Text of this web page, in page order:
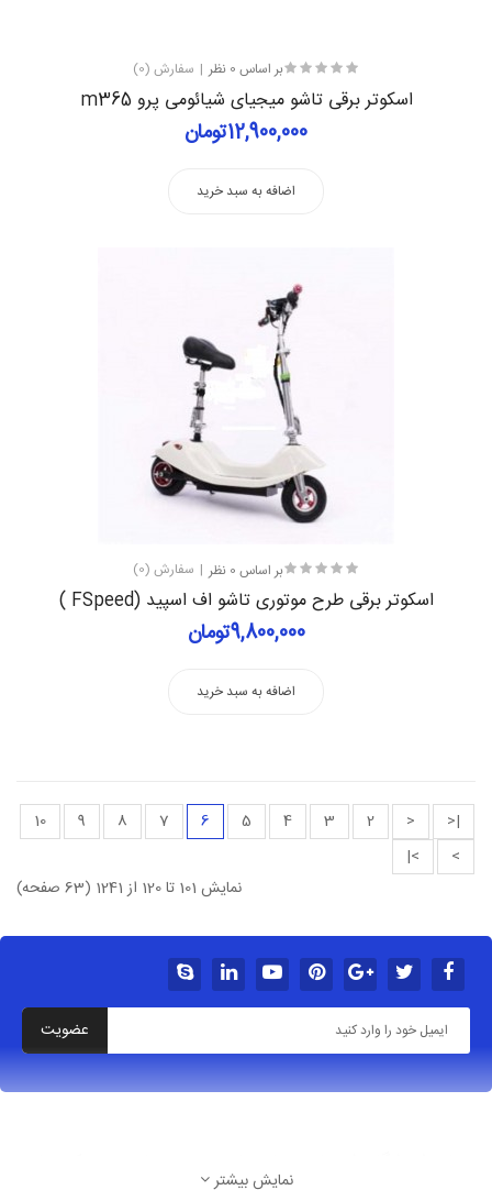
بر اساس 0 نظر سفارش (0)
اسکوتر برقی تاشو میجیای شیائومی پرو m365
12,900,000تومان
اضافه به سبد خرید
بر اساس 0 نظر سفارش (0)
اسکوتر برقی طرح موتوری تاشو اف اسپید (FSpeed )
9,800,000تومان
اضافه به سبد خرید
|<
<
2
3
4
5
6
7
8
9
10
>
>|
نمایش 101 تا 120 از 1241 (63 صفحه)
عضویت
نمایش بیشتر